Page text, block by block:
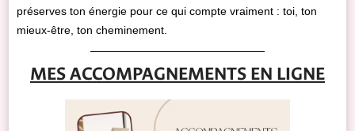
préserves ton énergie pour ce qui compte vraiment : toi, ton
mieux-être, ton cheminement.
MES ACCOMPAGNEMENTS EN LIGNE